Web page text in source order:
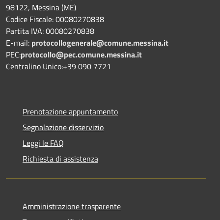
98122, Messina (ME)
Codice Fiscale: 00080270838
Partita IVA: 00080270838
E-mail: protocollogenerale@comune.messina.it
PEC:protocollo@pec.comune.messina.it
Centralino Unico:+39 090 7721
Prenotazione appuntamento
Segnalazione disservizio
Leggi le FAQ
Richiesta di assistenza
Amministrazione trasparente